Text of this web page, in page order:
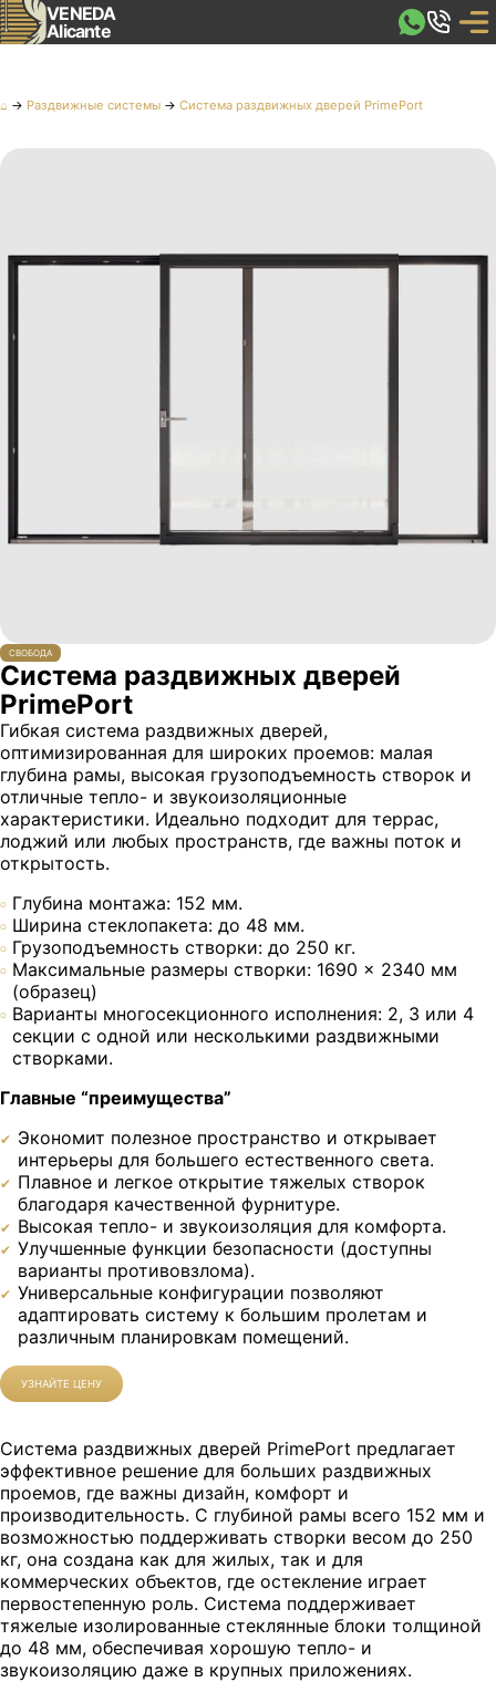
VENEDA
Alicante
⌂ → Раздвижные системы → Система раздвижных дверей PrimePort
СВОБОДА
Система раздвижных дверей
PrimePort
Гибкая система раздвижных дверей,
оптимизированная для широких проемов: малая
глубина рамы, высокая грузоподъемность створок и
отличные тепло- и звукоизоляционные
характеристики. Идеально подходит для террас,
лоджий или любых пространств, где важны поток и
открытость.
Глубина монтажа: 152 мм.
Ширина стеклопакета: до 48 мм.
Грузоподъемность створки: до 250 кг.
Максимальные размеры створки: 1690 × 2340 мм
(образец)
Варианты многосекционного исполнения: 2, 3 или 4
секции с одной или несколькими раздвижными
створками.
Главные “преимущества”
Экономит полезное пространство и открывает
интерьеры для большего естественного света.
Плавное и легкое открытие тяжелых створок
благодаря качественной фурнитуре.
Высокая тепло- и звукоизоляция для комфорта.
Улучшенные функции безопасности (доступны
варианты противовзлома).
Универсальные конфигурации позволяют
адаптировать систему к большим пролетам и
различным планировкам помещений.
УЗНАЙТЕ ЦЕНУ
Система раздвижных дверей PrimePort предлагает
эффективное решение для больших раздвижных
проемов, где важны дизайн, комфорт и
производительность. С глубиной рамы всего 152 мм и
возможностью поддерживать створки весом до 250
кг, она создана как для жилых, так и для
коммерческих объектов, где остекление играет
первостепенную роль. Система поддерживает
тяжелые изолированные стеклянные блоки толщиной
до 48 мм, обеспечивая хорошую тепло- и
звукоизоляцию даже в крупных приложениях.